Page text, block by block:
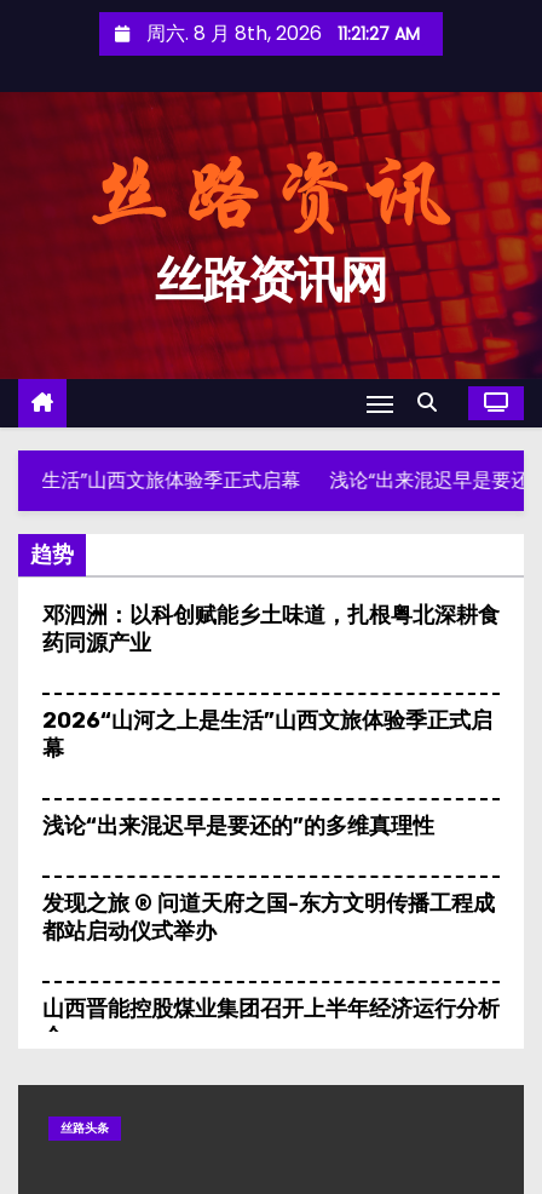
周六. 8 月 8th, 2026 11:21:29 AM
丝路资讯网
体验季正式启幕 浅论“出来混迟早是要还的”的多维真理性
趋势
邓泗洲：以科创赋能乡土味道，扎根粤北深耕食
药同源产业
2026“山河之上是生活”山西文旅体验季正式启
幕
浅论“出来混迟早是要还的”的多维真理性
发现之旅 ® 问道天府之国-东方文明传播工程成
都站启动仪式举办
山西晋能控股煤业集团召开上半年经济运行分析
会
山西省大同市启动“青山陪伴”助学工程
丝路头条